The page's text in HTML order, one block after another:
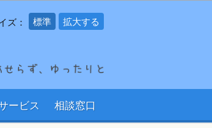
ズ： 標準 拡大する
ービス 相談窓口